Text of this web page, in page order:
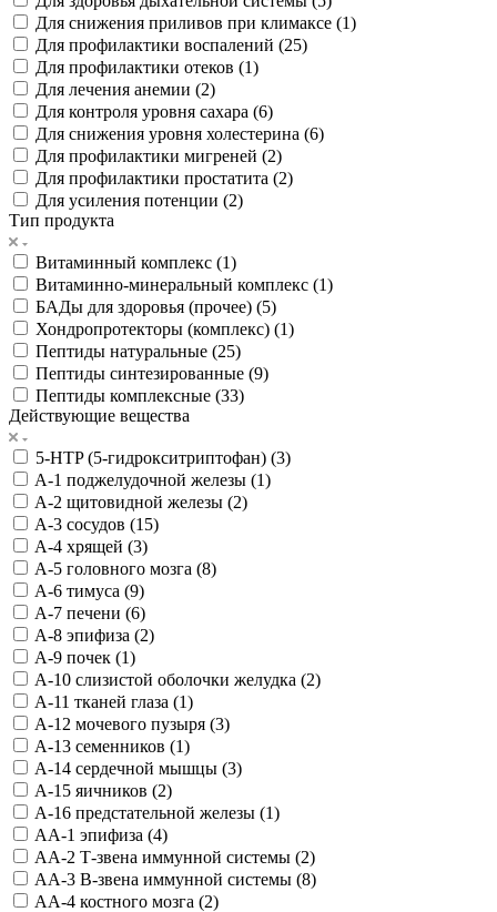
Для снижения приливов при климаксе (1)
Для профилактики воспалений (25)
Для профилактики отеков (1)
Для лечения анемии (2)
Для контроля уровня сахара (6)
Для снижения уровня холестерина (6)
Для профилактики мигреней (2)
Для профилактики простатита (2)
Для усиления потенции (2)
Тип продукта
Витаминный комплекс (1)
Витаминно-минеральный комплекс (1)
БАДы для здоровья (прочее) (5)
Хондропротекторы (комплекс) (1)
Пептиды натуральные (25)
Пептиды синтезированные (9)
Пептиды комплексные (33)
Действующие вещества
5-HTP (5-гидрокситриптофан) (3)
A-1 поджелудочной железы (1)
A-2 щитовидной железы (2)
A-3 сосудов (15)
A-4 хрящей (3)
A-5 головного мозга (8)
A-6 тимуса (9)
A-7 печени (6)
A-8 эпифиза (2)
A-9 почек (1)
A-10 слизистой оболочки желудка (2)
A-11 тканей глаза (1)
A-12 мочевого пузыря (3)
A-13 семенников (1)
A-14 сердечной мышцы (3)
A-15 яичников (2)
A-16 предстательной железы (1)
AA-1 эпифиза (4)
AA-2 Т-звена иммунной системы (2)
AA-3 B-звена иммунной системы (8)
AA-4 костного мозга (2)